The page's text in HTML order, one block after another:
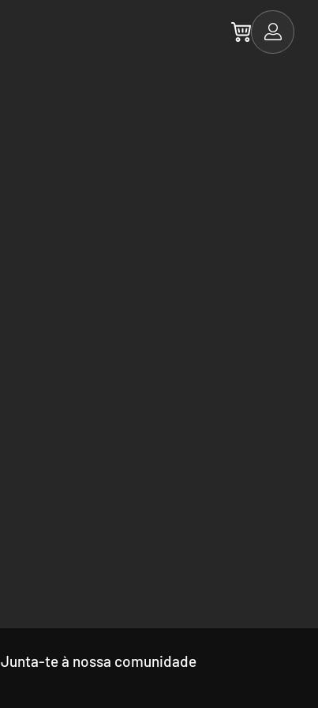
Junta-te à nossa comunidade